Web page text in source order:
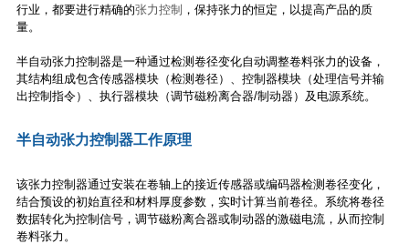
行业，都要进行精确的张力控制 ，保持张力的恒定，以提高产品的质
量。
半自动张力控制器是一种通过检测卷径变化自动调整卷料张力的设备，
其结构组成包含传感器模块（检测卷径）、控制器模块（处理信号并输
出控制指令）、执行器模块（调节磁粉离合器/制动器）及电源系统。
半自动张力控制器工作原理
该张力控制器通过安装在卷轴上的接近传感器或编码器检测卷径变化，
结合预设的初始直径和材料厚度参数，实时计算当前卷径。系统将卷径
数据转化为控制信号，调节磁粉离合器或制动器的激磁电流，从而控制
卷料张力。